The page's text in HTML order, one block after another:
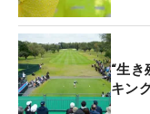
今季は5月「クロ
の47位が自身最高
子オープン」では
の5位と成績は上
“生
キン